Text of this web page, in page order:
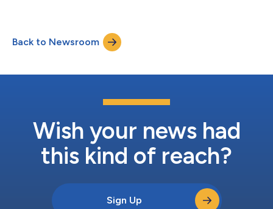
leeshulp bedoeld en moeten worden vergeleken met de tekst in
de brontaal, die als enige rechtsgeldig is....
Back to Newsroom
Wish your news had
this kind of reach?
Sign Up